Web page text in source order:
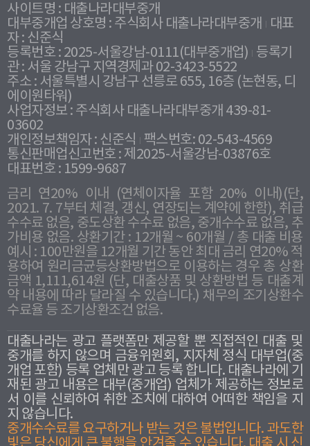
사이트명 : 대출나라대부중개
대부중개업 상호명 : 주식회사 대출나라대부중개
대표
자 : 신준식
등록번호 : 2025-서울강남-0111(대부중개업) 등록기
관 : 서울 강남구 지역경제과 02-3423-5522
주소 : 서울특별시 강남구 선릉로 655, 16층 (논현동, 디
에이원타워)
사업자정보 : 주식회사 대출나라대부중개 439-81-
03602
개인정보책임자 : 신준식
팩스번호: 02-543-4569
통신판매업신고번호 : 제2025-서울강남-03876호
대표번호 : 1599-9687
금리 연20% 이내 (연체이자율 포함 20% 이내)(단,
2021. 7. 7부터 체결, 갱신, 연장되는 계약에 한함), 취급
수수료 없음, 중도상환 수수료 없음, 중개수수료 없음, 추
가비용 없음. 상환기간 : 12개월 ~ 60개월 / 총 대출 비용
예시 : 100만원을 12개월 기간 동안 최대 금리 연20% 적
용하여 원리금균등상환방법으로 이용하는 경우 총 상환
금액 1,111,614원 (단, 대출상품 및 상환방법 등 대출계
약 내용에 따라 달라질 수 있습니다.) 채무의 조기상환수
수료율 등 조기상환조건 없음.
대출나라는 광고 플랫폼만 제공할 뿐 직접적인 대출 및
중개를 하지 않으며 금융위원회, 지자체 정식 대부업(중
개업 포함) 등록 업체만 광고 등록 합니다. 대출나라에 기
재된 광고 내용은 대부(중개업) 업체가 제공하는 정보로
서 이를 신뢰하여 취한 조치에 대하여 어떠한 책임을 지
지 않습니다.
중개수수료를 요구하거나 받는 것은 불법입니다. 과도한